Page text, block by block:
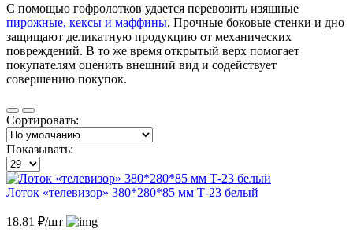
С помощью гофролотков удается перевозить изящные
пирожные, кексы и маффины. Прочные боковые стенки и дно
защищают деликатную продукцию от механических
повреждений. В то же время открытый верх помогает
покупателям оценить внешний вид и содействует
совершению покупок.
Сортировать:
Показывать:
Лоток «телевизор» 380*280*85 мм Т-23 белый
18.81 ₽/шт